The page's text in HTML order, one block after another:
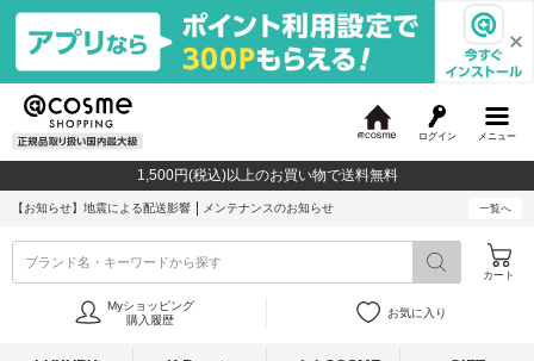
メニュー
ログイン
c
o
1,500円(税込)以上のお買い物で送料無料
【お知らせ】 地震による配送影響 メンテナンスのお知らせ 一覧へ
ブランド名・キーワードから探す
カート
Myショッピング
購入履歴
お気に入り